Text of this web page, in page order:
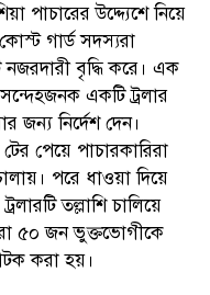
পাচারের উদ্দ্যেশে নিয়ে
গার্ড সদস্যরা
বৃদ্ধি করে। এক
একটি ট্রলার
জন্য নির্দেশ দেন।
পেয়ে পাচারকারিরা
পরে ধাওয়া দিয়ে
তল্লাশি চালিয়ে
৫০ জন ভুক্তভোগীকে
করা হয়।